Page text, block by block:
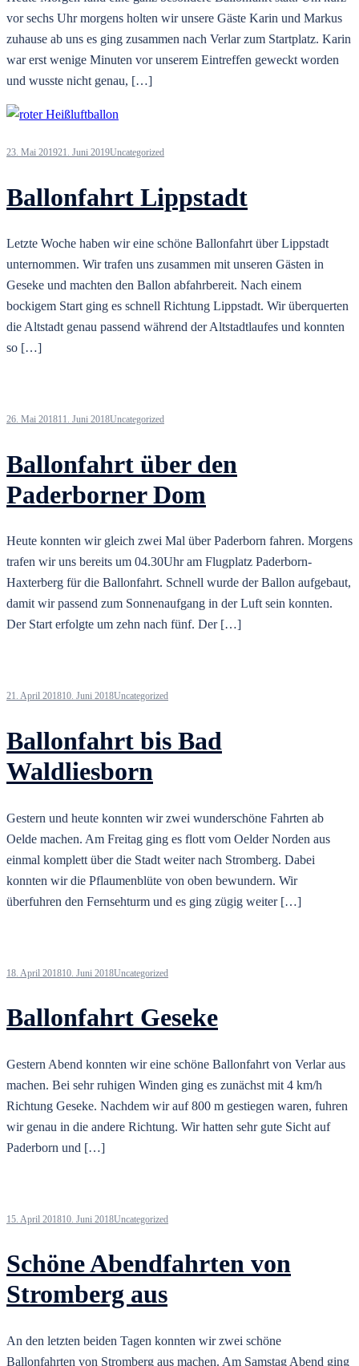
vor sechs Uhr morgens holten wir unsere Gäste Karin und Markus
zuhause ab uns es ging zusammen nach Verlar zum Startplatz. Karin
war erst wenige Minuten vor unserem Eintreffen geweckt worden
und wusste nicht genau, […]
23. Mai 201921. Juni 2019Uncategorized
Ballonfahrt Lippstadt
Letzte Woche haben wir eine schöne Ballonfahrt über Lippstadt
unternommen. Wir trafen uns zusammen mit unseren Gästen in
Geseke und machten den Ballon abfahrbereit. Nach einem
bockigem Start ging es schnell Richtung Lippstadt. Wir überquerten
die Altstadt genau passend während der Altstadtlaufes und konnten
so […]
26. Mai 201811. Juni 2018Uncategorized
Ballonfahrt über den
Paderborner Dom
Heute konnten wir gleich zwei Mal über Paderborn fahren. Morgens
trafen wir uns bereits um 04.30Uhr am Flugplatz Paderborn-
Haxterberg für die Ballonfahrt. Schnell wurde der Ballon aufgebaut,
damit wir passend zum Sonnenaufgang in der Luft sein konnten.
Der Start erfolgte um zehn nach fünf. Der […]
21. April 201810. Juni 2018Uncategorized
Ballonfahrt bis Bad
Waldliesborn
Gestern und heute konnten wir zwei wunderschöne Fahrten ab
Oelde machen. Am Freitag ging es flott vom Oelder Norden aus
einmal komplett über die Stadt weiter nach Stromberg. Dabei
konnten wir die Pflaumenblüte von oben bewundern. Wir
überfuhren den Fernsehturm und es ging zügig weiter […]
18. April 201810. Juni 2018Uncategorized
Ballonfahrt Geseke
Gestern Abend konnten wir eine schöne Ballonfahrt von Verlar aus
machen. Bei sehr ruhigen Winden ging es zunächst mit 4 km/h
Richtung Geseke. Nachdem wir auf 800 m gestiegen waren, fuhren
wir genau in die andere Richtung. Wir hatten sehr gute Sicht auf
Paderborn und […]
15. April 201810. Juni 2018Uncategorized
Schöne Abendfahrten von
Stromberg aus
An den letzten beiden Tagen konnten wir zwei schöne
Ballonfahrten von Stromberg aus machen. Am Samstag Abend ging